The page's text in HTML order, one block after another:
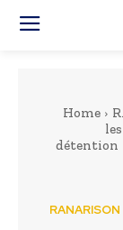
Home
détention